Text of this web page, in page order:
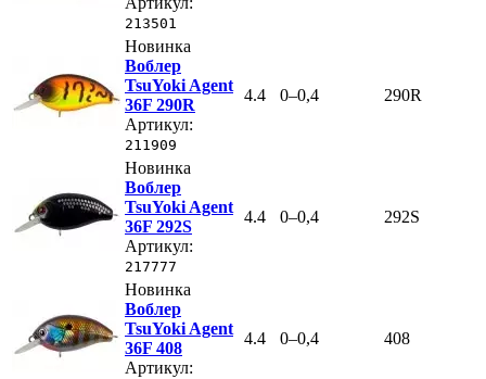
213501
Новинка
Воблер
TsuYoki Agent
36F 290R
Артикул:
211909
4.4 0–0,4 290R
Новинка
Воблер
TsuYoki Agent
36F 292S
Артикул:
217777
4.4 0–0,4 292S
Новинка
Воблер
TsuYoki Agent
36F 408
Артикул:
4.4 0–0,4 408